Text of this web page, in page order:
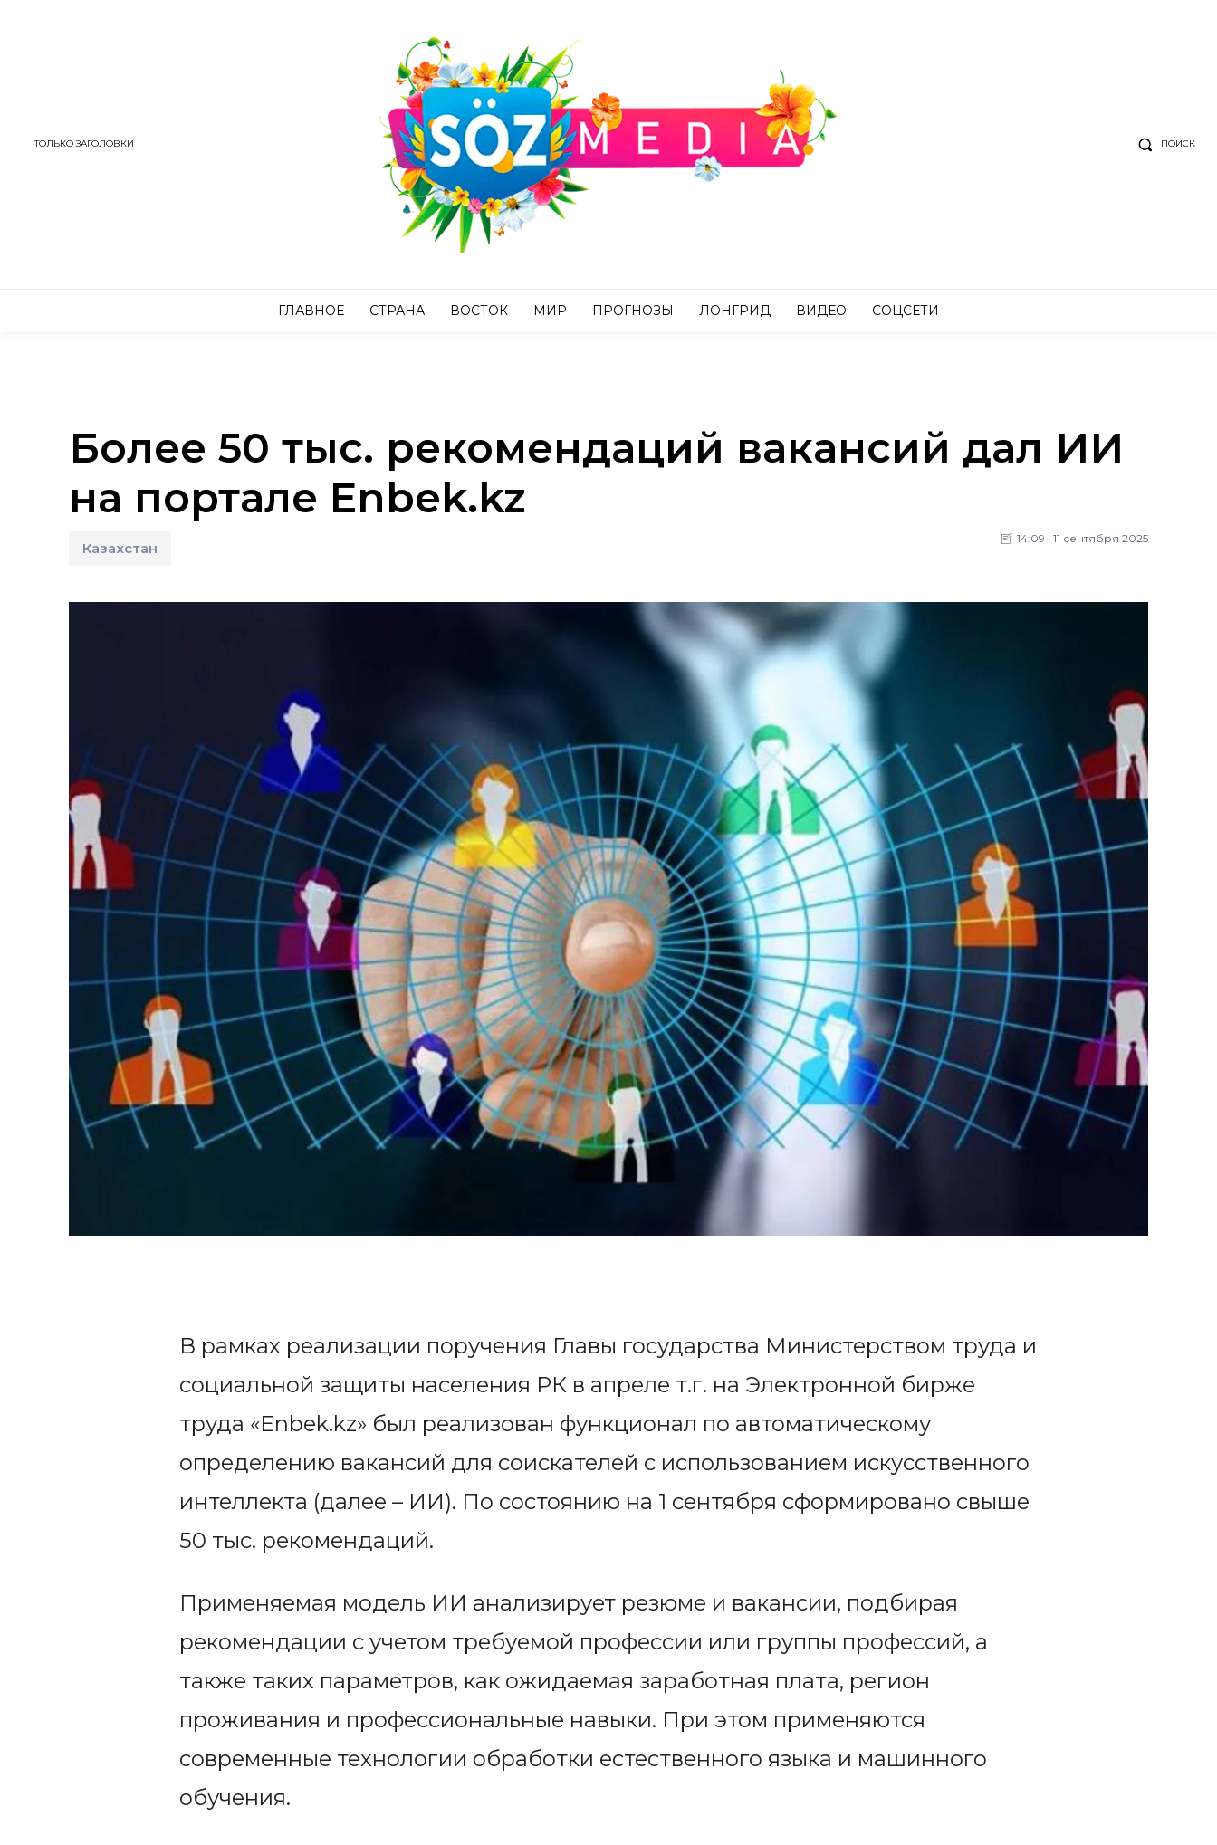
ТОЛЬКО ЗАГОЛОВКИ ПОИСК
ГЛАВНОЕ СТРАНА ВОСТОК МИР ПРОГНОЗЫ ЛОНГРИД ВИДЕО СОЦСЕТИ
Более 50 тыс. рекомендаций вакансий дал ИИ
на портале Enbek.kz
Казахстан
14:09 | 11 сентября 2025
В рамках реализации поручения Главы государства Министерством труда и
социальной защиты населения РК в апреле т.г. на Электронной бирже
труда «Enbek.kz» был реализован функционал по автоматическому
определению вакансий для соискателей с использованием искусственного
интеллекта (далее – ИИ). По состоянию на 1 сентября сформировано свыше
50 тыс. рекомендаций.
Применяемая модель ИИ анализирует резюме и вакансии, подбирая
рекомендации с учетом требуемой профессии или группы профессий, а
также таких параметров, как ожидаемая заработная плата, регион
проживания и профессиональные навыки. При этом применяются
современные технологии обработки естественного языка и машинного
обучения.